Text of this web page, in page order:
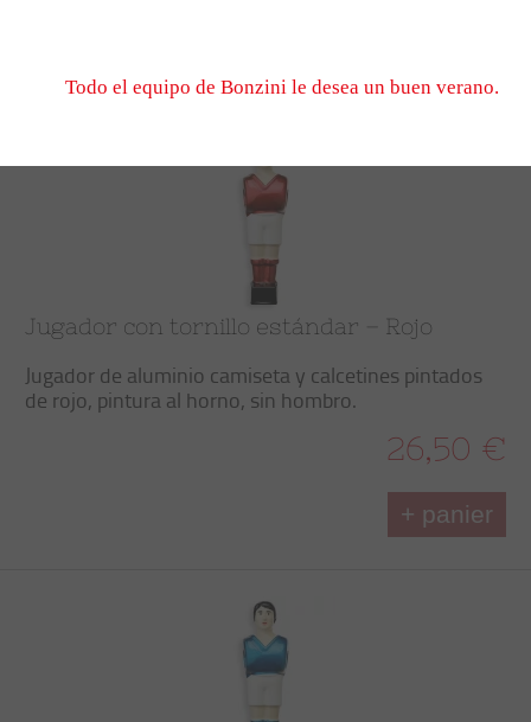
Jugador con tornillo estándar – Rojo
Jugador de aluminio camiseta y calcetines pintados
de rojo, pintura al horno, sin hombro.
26,50 €
+ panier
Todo el equipo de Bonzini le desea un buen verano.